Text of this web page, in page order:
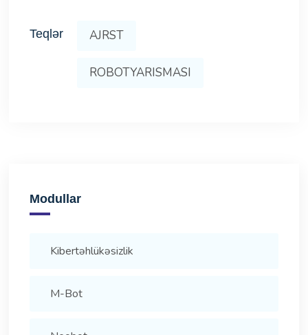
Teqlər AJRST
ROBOTYARISMASI
Modullar
Kibertəhlükəsizlik
M-Bot